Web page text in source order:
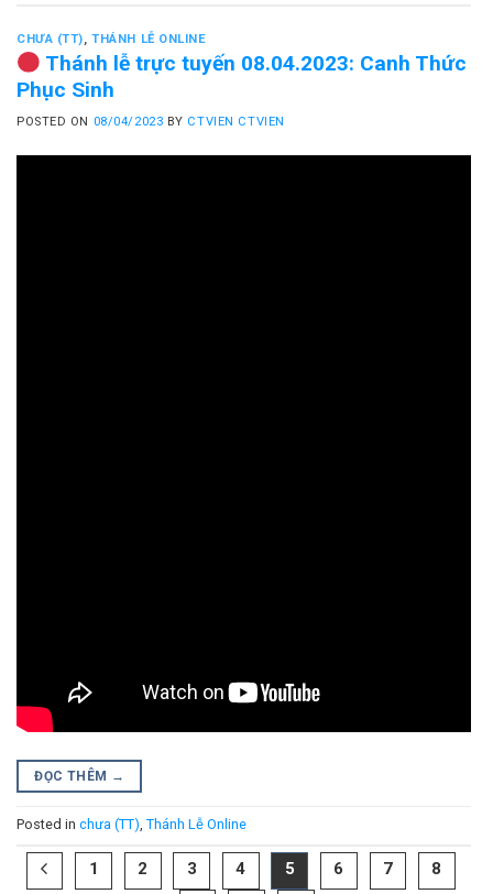
CHƯA (TT),THÁNH LỄ ONLINE
Thánh lễ trực tuyến 08.04.2023: Canh Thức
Phục Sinh
POSTED ON 08/04/2023 BY CTVIEN CTVIEN
ĐỌC THÊM →
Posted in chưa (TT), Thánh Lễ Online
1 2 3 4 5 6 7
8